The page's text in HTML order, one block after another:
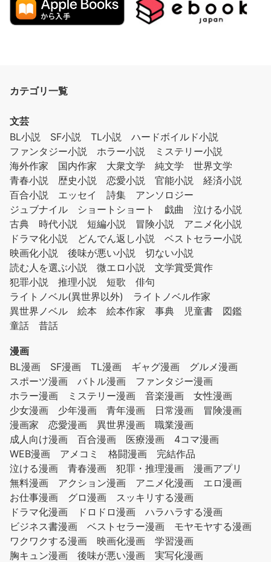
カテゴリ一覧
文芸
BL小説
SF小説 TL小説
ハードボイルド小説
ファンタジー小説
ホラー小説
ミステリー小説
海外作家
国内作家 大衆文学 純文学
世界文学
青春小説
歴史小説 恋愛小説 官能小説
経済小説
百合小説
エッセイ 詩集
アンソロジー
ジュブナイル
ショートショート 戯曲
泣ける小説
古典
時代小説 短編小説 冒険小説
アニメ化小説
ドラマ化小説
どんでん返し小説
ベストセラー小説
映画化小説
後味が悪い小説
切ない小説
読む人を選ぶ小説
微エロ小説
文学賞受賞作
犯罪小説
推理小説 短歌
俳句
ライトノベル(異世界以外)
ライトノベル作家
異世界ノベル
絵本 絵本作家 事典 児童書
図鑑
童話
昔話
漫画
BL漫画
SF漫画 TL漫画 ギャグ漫画
グルメ漫画
スポーツ漫画
バトル漫画
ファンタジー漫画
ホラー漫画
ミステリー漫画 音楽漫画
女性漫画
少女漫画
少年漫画 青年漫画 日常漫画
冒険漫画
漫画家
恋愛漫画 異世界漫画
職業漫画
成人向け漫画
百合漫画 医療漫画
4コマ漫画
WEB漫画
アメコミ 格闘漫画
完結作品
泣ける漫画
青春漫画 犯罪・推理漫画
漫画アプリ
無料漫画
アクション漫画 アニメ化漫画
エロ漫画
お仕事漫画
グロ漫画
スッキリする漫画
ドラマ化漫画
ドロドロ漫画
ハラハラする漫画
ビジネス書漫画
ベストセラー漫画
モヤモヤする漫画
ワクワクする漫画
映画化漫画
学習漫画
胸キュン漫画
後味が悪い漫画
実写化漫画